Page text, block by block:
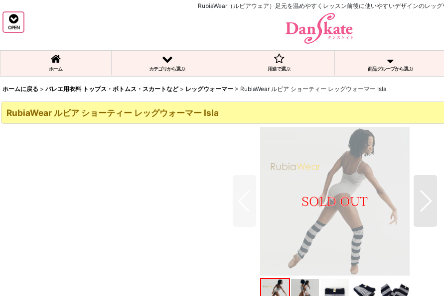
RubiaWear（ルビアウェア）足元を温めやすくレッスン前後に使いやすいデザインのレッグ
OPEN
ホーム カテゴリから選ぶ 用途で選ぶ 商品グループから選ぶ
ホームに戻る > バレエ用衣料 トップス・ボトムス・スカートなど > レッグウォーマー > RubiaWear ルビア ショーティー レッグウォーマー Isla
RubiaWear ルビア ショーティー レッグウォーマー Isla